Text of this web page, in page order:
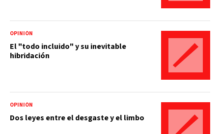
OPINIÓN
El "todo incluido" y su inevitable
hibridación
OPINIÓN
Dos leyes entre el desgaste y el limbo